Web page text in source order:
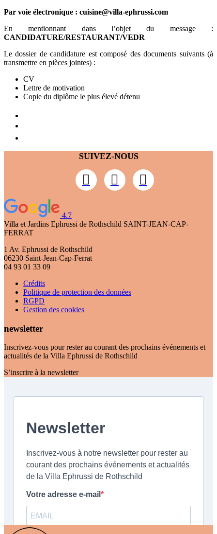
Par voie électronique : cuisine@villa-ephrussi.com
En mentionnant dans l’objet du message :
CANDIDATURE/RESTAURANT/VEDR
Le dossier de candidature est composé des documents suivants (à
transmettre en pièces jointes) :
CV
Lettre de motivation
Copie du diplôme le plus élevé détenu
SUIVEZ-NOUS
4.7
Villa et Jardins Ephrussi de Rothschild SAINT-JEAN-CAP-
FERRAT
1 Av. Ephrussi de Rothschild
06230 Saint-Jean-Cap-Ferrat
04 93 01 33 09
Crédits
Politique de protection des données
RGPD
Gestion des cookies
newsletter
Inscrivez-vous pour rester au courant des prochains événements et
actualités de la Villa Ephrussi de Rothschild
S’inscrire à la newsletter